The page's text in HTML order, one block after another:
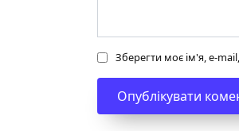
Зберегти моє ім'я, e-